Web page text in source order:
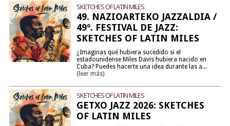
SKETCHES OF LATIN MILES
49. NAZIOARTEKO JAZZALDIA /
49º. FESTIVAL DE JAZZ:
SKETCHES OF LATIN MILES
¿Imaginas qué hubiera sucedido si el
estadounidense Miles Davis hubiera nacido en
Cuba? Puedes hacerte una idea durante las a...
(leer más)
SKETCHES OF LATIN MILES
GETXO JAZZ 2026: SKETCHES
OF LATIN MILES